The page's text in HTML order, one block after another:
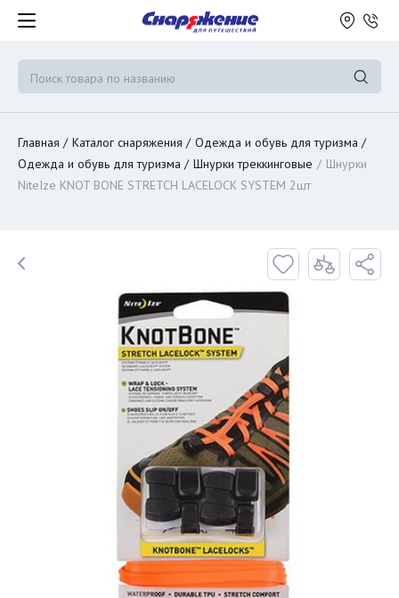
Главная Каталог снаряжения
Одежда и обувь для туризма
Одежда и обувь для туризма
Шнурки треккинговые
Шнурки
NiteIze KNOT BONE STRETCH LACELOCK SYSTEM 2шт